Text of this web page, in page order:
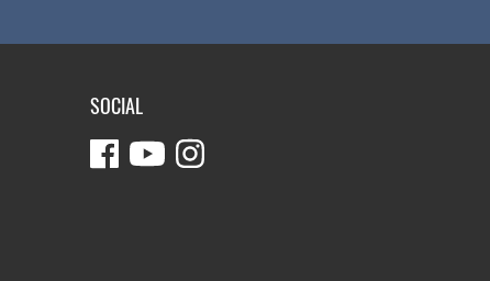
SOCIAL